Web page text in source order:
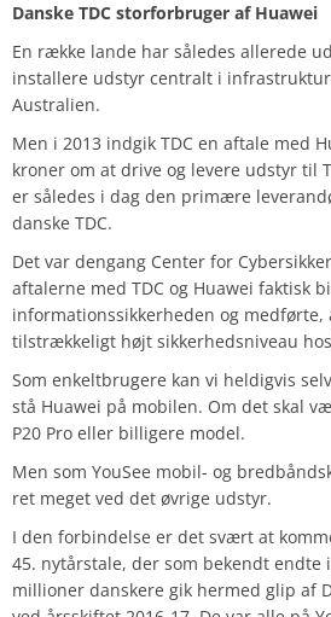
Danske TDC storforbruger af Huawei
En række lande har således allerede
installere udstyr centralt i
Australien.
Men i 2013 indgik TDC en aftale med
kroner om at drive og levere udstyr til
er således i dag den primære
danske TDC.
Det var dengang Center for
aftalerne med TDC og Huawei faktisk
informationssikkerheden og medførte,
tilstrækkeligt højt sikkerhedsniveau hos
Som enkeltbrugere kan vi heldigvis
stå Huawei på mobilen. Om det skal
P20 Pro eller billigere model.
Men som YouSee mobil- og
ret meget ved det øvrige udstyr.
I den forbindelse er det svært at
45. nytårstale, der som bekendt endte
millioner danskere gik hermed glip af